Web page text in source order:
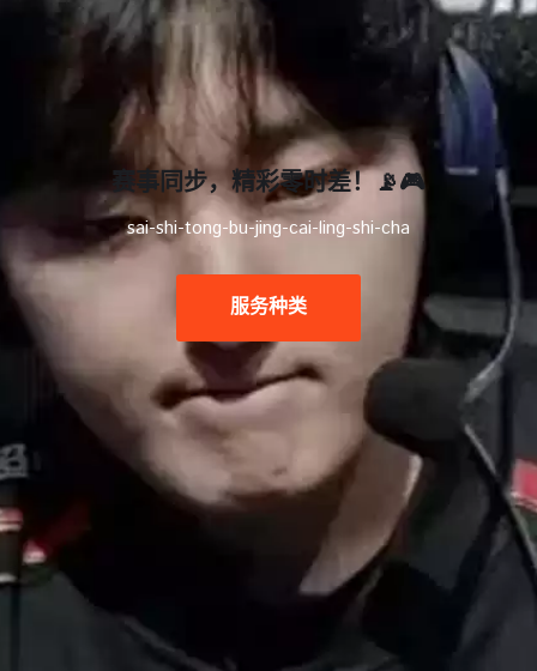
赛事同步，精彩零时差！📡🎮
sai-shi-tong-bu-jing-cai-ling-shi-cha
服务种类